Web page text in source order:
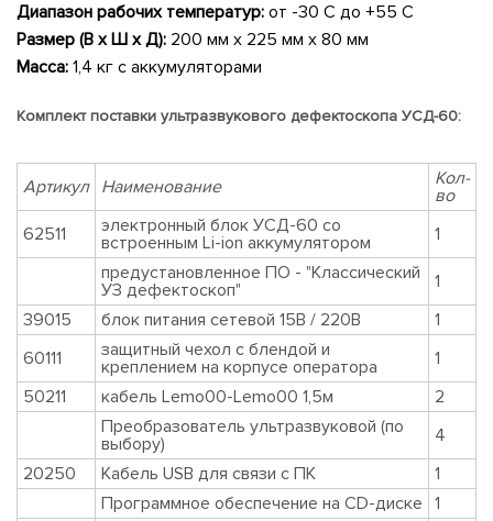
Диапазон рабочих температур: от -30 C до +55 C
Размер (В x Ш x Д): 200 мм x 225 мм x 80 мм
Масса: 1,4 кг с аккумуляторами
Комплект поставки ультразвукового дефектоскопа УСД-60:
Артикул Наименование
Кол-
во
62511
электронный блок УСД-60 со
встроенным Li-ion аккумулятором
1
предустановленное ПО - "Классический
УЗ дефектоскоп"
1
39015
блок питания сетевой 15В / 220В
1
60111
защитный чехол с блендой и
креплением на корпусе оператора
1
50211
кабель Lemo00-Lemo00 1,5м
2
Преобразователь ультразвуковой (по
выбору)
4
20250
Кабель USB для связи с ПК
1
Программное обеспечение на CD-диске 1